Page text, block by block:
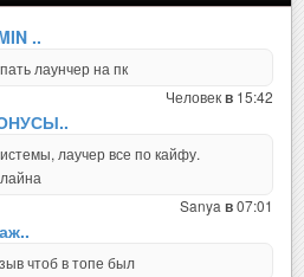
..
лаунчер на пк
Человекв 15:42
лаучер все по кайфу.
Sanya в07:01
чтоб в топе был